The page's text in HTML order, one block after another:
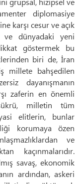
diplomasiye
karşı cesur ve açık
ve dünyadaki yeni
göstermek bu
biri de, İran
millete bahşedilen
dayanışmanın
zaferin en önemli
milletin tüm
elitlerin, bunlar
korumaya özen
ve
kaçınmalarıdır.
savaş, ekonomik
ardından, askeri